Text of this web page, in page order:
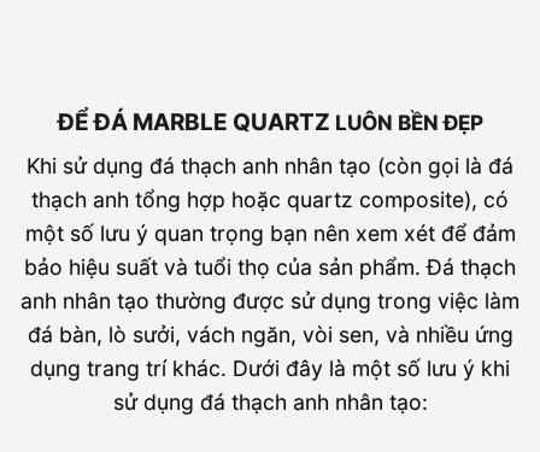
ĐỂ ĐÁ MARBLE QUARTZ LUÔN BỀN ĐẸP
Khi sử dụng đá thạch anh nhân tạo (còn gọi là đá
thạch anh tổng hợp hoặc quartz composite), có
một số lưu ý quan trọng bạn nên xem xét để đảm
bảo hiệu suất và tuổi thọ của sản phẩm. Đá thạch
anh nhân tạo thường được sử dụng trong việc làm
đá bàn, lò sưởi, vách ngăn, vòi sen, và nhiều ứng
dụng trang trí khác. Dưới đây là một số lưu ý khi
sử dụng đá thạch anh nhân tạo: